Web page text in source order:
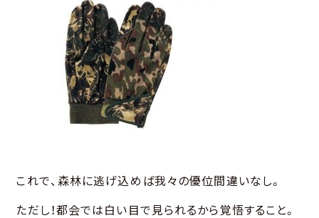
これで、森林に逃げ込めば我々の優位間違いなし。
ただし！都会では白い目で見られるから覚悟すること。